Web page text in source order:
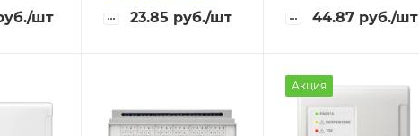
/шт 23.85 руб./шт 44.87руб./шт
Акция